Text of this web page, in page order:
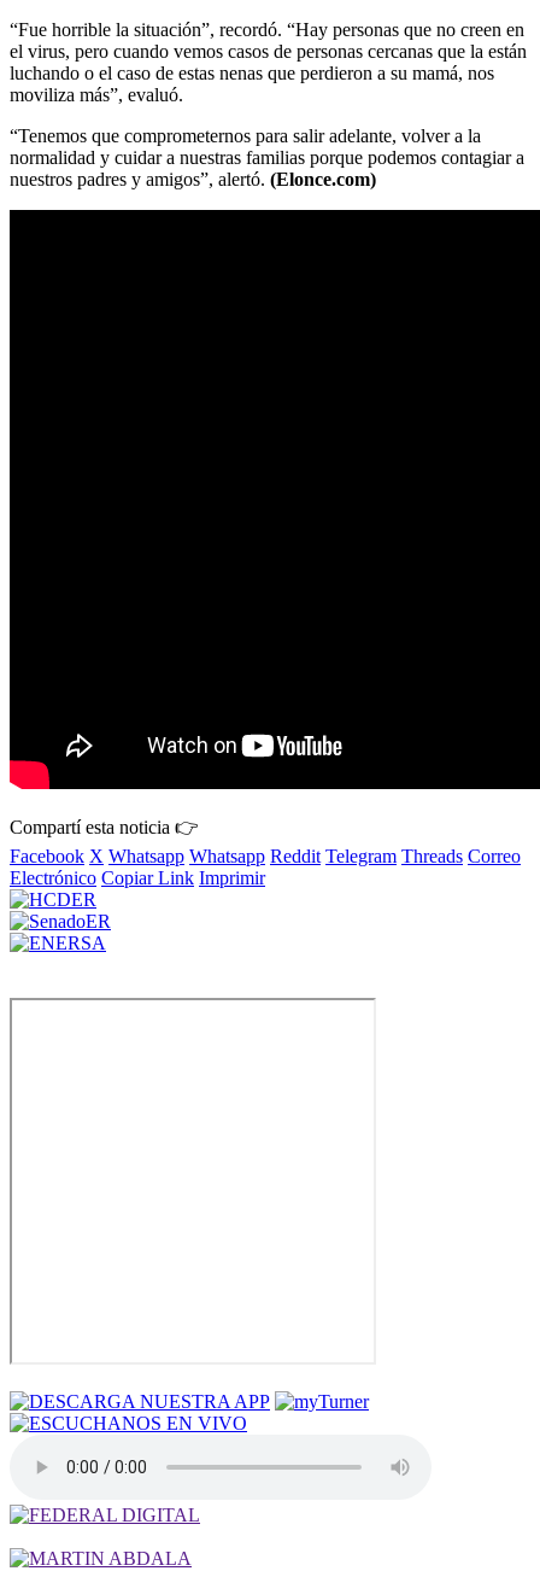
“Fue horrible la situación”, recordó. “Hay personas que no creen en
el virus, pero cuando vemos casos de personas cercanas que la están
luchando o el caso de estas nenas que perdieron a su mamá, nos
moviliza más”, evaluó.
“Tenemos que comprometernos para salir adelante, volver a la
normalidad y cuidar a nuestras familias porque podemos contagiar a
nuestros padres y amigos”, alertó. (Elonce.com)
Compartí esta noticia 👉
Facebook X Whatsapp Whatsapp Reddit Telegram Threads Correo
Electrónico Copiar Link Imprimir